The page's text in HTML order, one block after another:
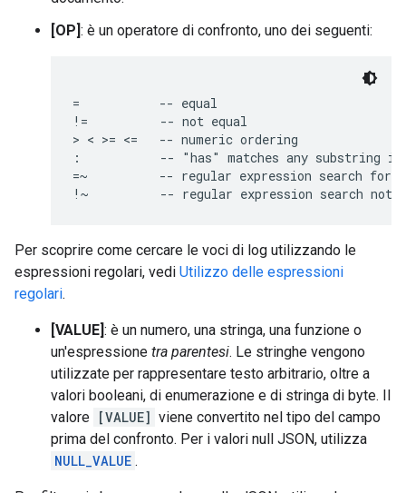
[OP]: è un operatore di confronto, uno dei seguenti:
=           -- equal
!=          -- not equal
> < >= <=   -- numeric ordering
:           -- "has" matches any substring
=~          -- regular expression search for
Per scoprire come cercare le voci di log utilizzando le
espressioni regolari, vedi Utilizzo delle espressioni
regolari.
[VALUE]: è un numero, una stringa, una funzione o
un'espressione tra parentesi. Le stringhe vengono
utilizzate per rappresentare testo arbitrario, oltre a
valori booleani, di enumerazione e di stringa di byte. Il
valore [VALUE] viene convertito nel tipo del campo
prima del confronto. Per i valori null JSON, utilizza
NULL_VALUE .